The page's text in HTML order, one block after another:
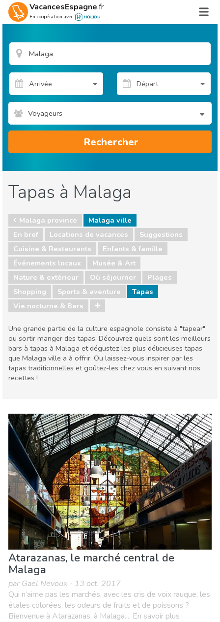
VacancesEspagne.fr
En coopération avec
Voyageurs
Rechercher
Tapas à Malaga
Malaga province
Malaga ville
En bref
Locations de vacances
Suggestions
Cuisine & Restaurants
Enfants & famille
Événements locaux
Musée & Art
Nature & extérieur
Où séjourner
Plages
Shopping
Sports & aventure
Tapas
Vie nocturne & Bars
Une grande partie de la culture espagnole consiste à "tapear"
ou sortir manger des tapas. Découvrez quels sont les meilleurs
bars à tapas à Malaga et dégustez les plus délicieuses tapas
que Malaga ville a à offrir. Ou laissez-vous inspirer par les
tapas traditionnelles et goûtez-les chez vous en suivant nos
recettes !
Cuisine & Restaurants
Enfants & famille
Événements locaux
Musée & Art
Nature & extérieur
Où séjourner
Plages
Shopping
Sports & aventure Vie nocturne & Bars
Atarazanas, le marché central de
Malaga
par Gaël Nevoux - 13 oct. 2017
Qui n’aime pas les marchés, avec les cris de voix rauque, les
étales colorées, les odeurs de fruits et de poissons ?
Bienvenue à Atarazanas, à Malaga.... En savoir plus